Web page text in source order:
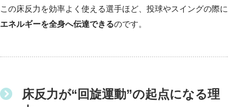
この床反力を効率よく使える選手ほど、投球やスイングの際に
エネルギーを全身へ伝達できるのです。
床反力が“回旋運動”の起点になる理